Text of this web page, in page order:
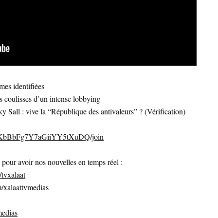
identifiées
d’un intense lobbying
Sall : vive la “République des antivaleurs” ? (Vérification)
join
avoir nos nouvelles en temps réel :